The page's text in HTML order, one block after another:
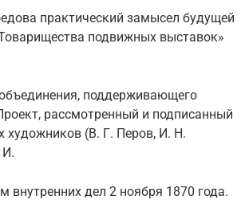
практический замысел будущей
подвижных выставок»
поддерживающего
рассмотренный и подписанный
художников (В. Г. Перов, И. Н.
И.
дел 2 ноября 1870 года.